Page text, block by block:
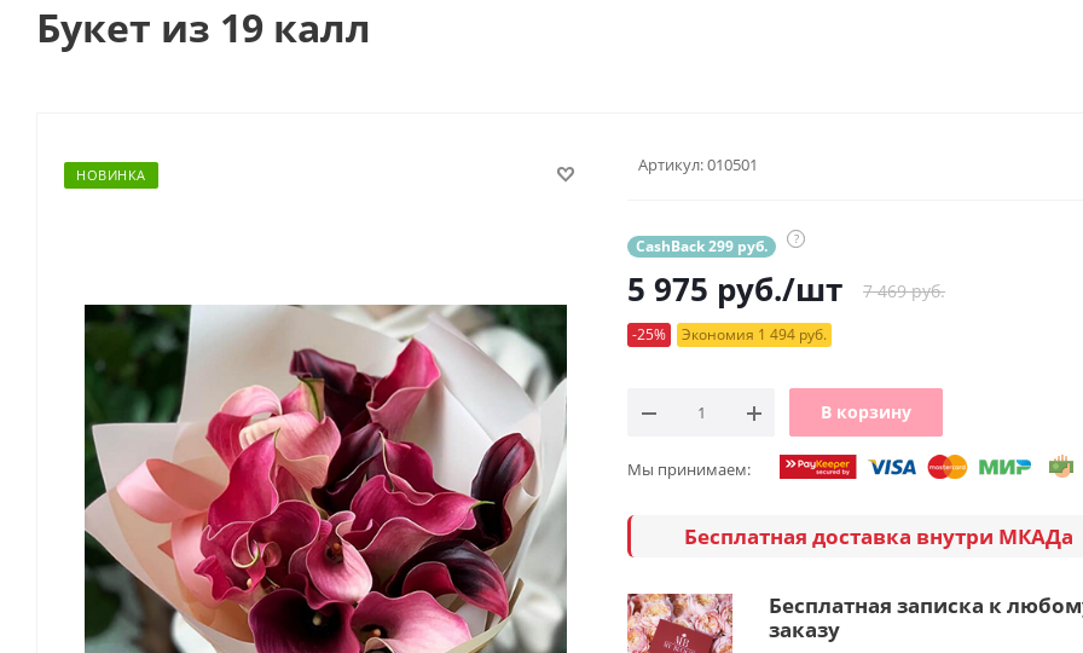
Букет из 19 калл
НОВИНКА Артикул:010501
CashBack 299 руб. ?
5 975 руб./шт 7 469 руб.
-25% Экономия 1 494 руб.
В корзину
Мы принимаем:
Бесплатная доставка внутри МКАДа
Бесплатная записка к
заказу